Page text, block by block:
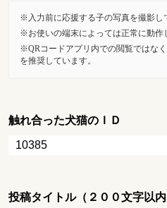
入力前に応援する子の写真を撮影し
お使いの端末によっては正常に動作
QRコードアプリ内での閲覧ではな
を推奨しています。
触れ合った犬猫のＩＤ
投稿タイトル（２００文字以内